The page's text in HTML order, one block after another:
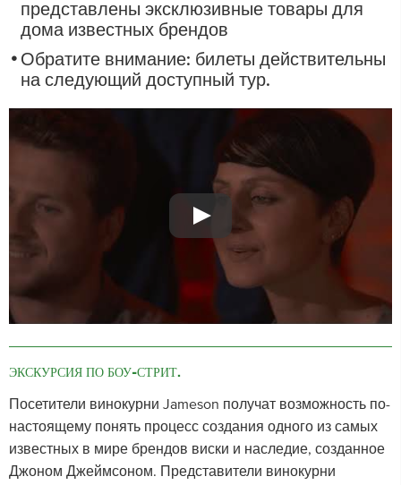
представлены эксклюзивные товары для
дома известных брендов
Обратите внимание: билеты действительны
на следующий доступный тур.
ЭКСКУРСИЯ ПО БОУ-СТРИТ.
Посетители винокурни Jameson получат возможность по-
настоящему понять процесс создания одного из самых
известных в мире брендов виски и наследие, созданное
Джоном Джеймсоном. Представители винокурни